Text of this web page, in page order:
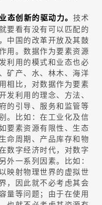
态创新的驱动力。 技术
要看有没有可以匹配的
中国的改革开放及其鼓
用。数据作为要素资源
利用的模式和业态也必
矿产、水、林木、海洋
相比，对数据作为要素
发利用的理念、方法、
的引导、服务和监管等
。比如：在工业化及信
要素资源有限性、生态
命周期、产品库存和物
数字经济时代，对数字
外一系列因素。比如：
映射物理世界的虚拟世
，因此就不必考虑其会
量等问题；由于在使用